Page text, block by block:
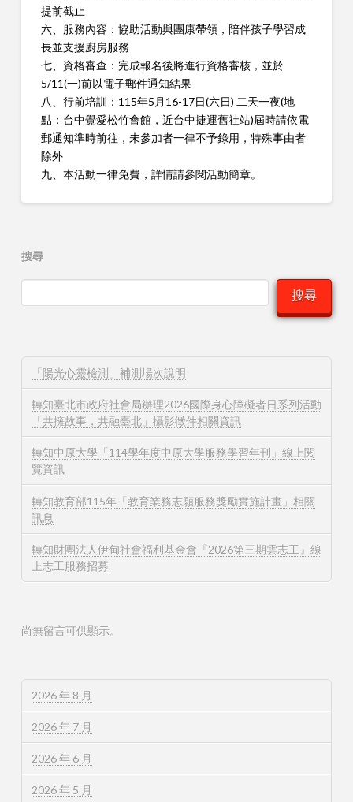
提前截止
六、服務內容：協助活動與團康帶領，陪伴孩子學習成
長並支援廚房服務
七、資格審查：完成報名後將進行資格審核，並於
5/11(一)前以電子郵件通知結果
八、行前培訓：115年5月16-17日(六日) 二天一夜(地
點：台中覺愛松竹會館，近台中捷運舊社站)屆時請依電
郵通知準時前往，未參加者一律不予錄用，特殊事由者
除外
九、本活動一律免費，詳情請參閱活動簡章。
搜尋
搜尋
「陽光心靈檢測」補測場次說明
轉知臺北市政府社會局辦理2026國際身心障礙者日系列活動
「共擁故事，共融臺北」攝影徵件相關資訊
轉知中原大學「114學年度中原大學服務學習年刊」線上閱
覽資訊
轉知教育部115年「教育業務志願服務獎勵實施計畫」相關
訊息
轉知財團法人伊甸社會福利基金會『2026第三期雲志工』線
上志工服務招募
尚無留言可供顯示。
2026 年 8 月
2026 年 7 月
2026 年 6 月
2026 年 5 月